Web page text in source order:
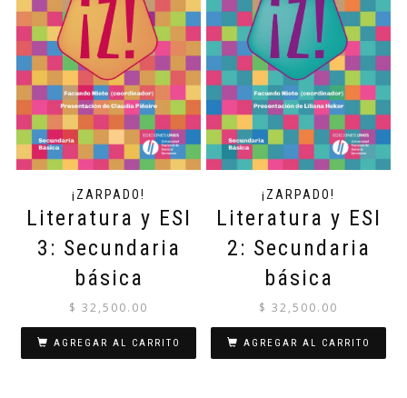
¡ZARPADO!
Literatura y ESI
3: Secundaria
básica
$ 32,500.00
AGREGAR AL CARRITO
¡ZARPADO!
Literatura y ESI
2: Secundaria
básica
$ 32,500.00
AGREGAR AL CARRITO